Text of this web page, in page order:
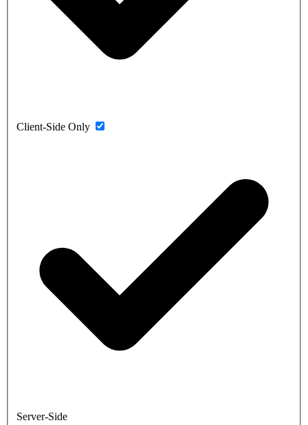
Client-Side Only
Server-Side